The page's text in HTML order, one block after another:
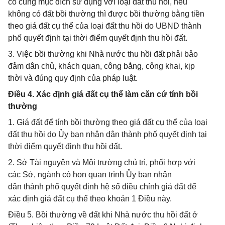
có cùng mục đích sử dụng với loại đất thu hồi, nếu
không có đất bồi thường thì được bồi thường bằng tiền
theo giá đất cụ thể của loại đất thu hồi do UBND thành
phố quyết định tại thời điểm quyết định thu hồi đất.
3. Việc bồi thường khi Nhà nước thu hồi đất phải bảo
đảm dân chủ, khách quan, công bằng, công khai, kịp
thời và đúng quy định của pháp luật.
Điều 4. Xác định giá đất cụ thể làm căn cứ tính bồi
thường
1. Giá đất để tính bồi thường theo giá đất cụ thể của loại
đất thu hồi do Ủy ban nhân dân thành phố quyết định tại
thời điểm quyết định thu hồi đất.
2. Sở Tài nguyên và Môi trường chủ trì, phối hợp với
các Sở, ngành có hon quan trình Ủy ban nhân
dân thành phố quyết định hệ số điều chỉnh giá đất để
xác định giá đất cụ thể theo khoản 1 Điều này.
Điều 5. Bồi thường về đất khi Nhà nước thu hồi đất ở